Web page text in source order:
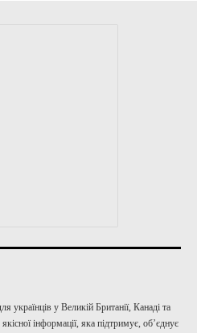
у Великій Британії, Канаді та
інформації, яка підтримує, об’єднує